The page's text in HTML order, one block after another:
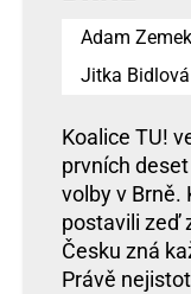
Adam Zemek
Jitka Bidlová
Koalice TU!
prvních
volby v Brně.
postavili zeď
Česku zná
Právě